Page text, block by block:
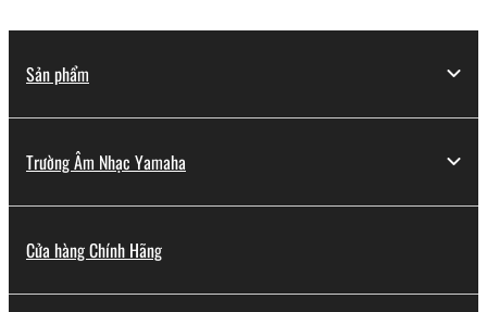
Sản phẩm
Trường Âm Nhạc Yamaha
Cửa hàng Chính Hãng